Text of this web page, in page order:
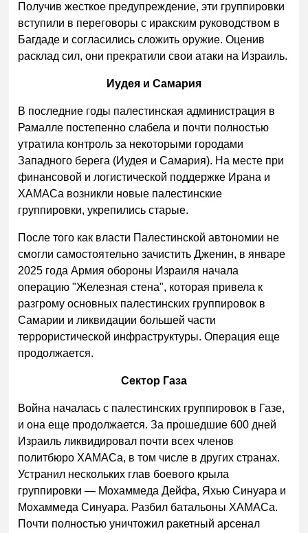
Получив жесткое предупреждение, эти группировки
вступили в переговоры с иракским руководством в
Багдаде и согласились сложить оружие. Оценив
расклад сил, они прекратили свои атаки на Израиль.
Иудея и Самария
В последние годы палестинская администрация в
Рамалле постепенно слабела и почти полностью
утратила контроль за некоторыми городами
Западного берега (Иудея и Самария). На месте при
финансовой и логистической поддержке Ирана и
ХАМАСа возникли новые палестинские
группировки, укрепились старые.
После того как власти Палестинской автономии не
смогли самостоятельно зачистить Дженин, в январе
2025 года Армия обороны Израиля начала
операцию "Железная стена", которая привела к
разгрому основных палестинских группировок в
Самарии и ликвидации большей части
террористической инфраструктуры. Операция еще
продолжается.
Сектор Газа
Война началась с палестинских группировок в Газе,
и она еще продолжается. За прошедшие 600 дней
Израиль ликвидировал почти всех членов
политбюро ХАМАСа, в том числе в других странах.
Устранил нескольких глав боевого крыла
группировки — Мохаммеда Дейфа, Яхью Синуара и
Мохаммеда Синуара. Разбил батальоны ХАМАСа.
Почти полностью уничтожил ракетный арсенал